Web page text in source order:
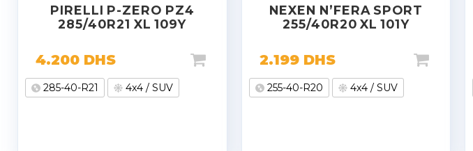
PIRELLI P-ZERO PZ4
285/40R21 XL 109Y
4.200 DHS
285-40-R21 4x4 / SUV
NEXEN N’FERA SPORT
255/40R20 XL 101Y
2.199 DHS
255-40-R20 4x4 / SUV